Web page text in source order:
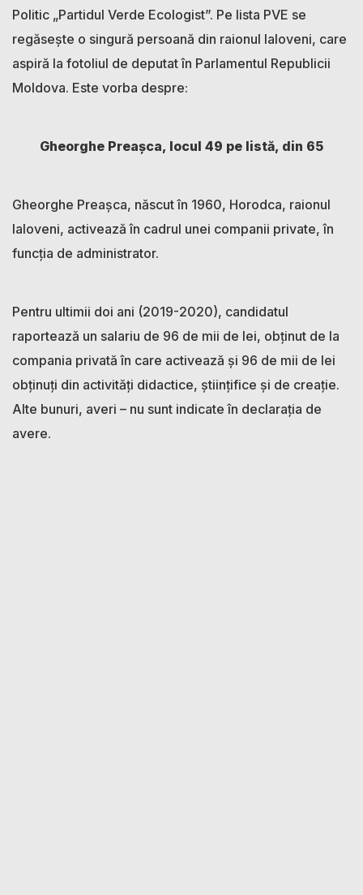
Politic „Partidul Verde Ecologist”. Pe lista PVE se
regăsește o singură persoană din raionul Ialoveni, care
aspiră la fotoliul de deputat în Parlamentul Republicii
Moldova. Este vorba despre:
Gheorghe Preașca, locul 49 pe listă, din 65
Gheorghe Preașca, născut în 1960, Horodca, raionul
Ialoveni, activează în cadrul unei companii private, în
funcția de administrator.
Pentru ultimii doi ani (2019-2020), candidatul
raportează un salariu de 96 de mii de lei, obținut de la
compania privată în care activează și 96 de mii de lei
obținuți din activități didactice, științifice și de creație.
Alte bunuri, averi – nu sunt indicate în declarația de
avere.